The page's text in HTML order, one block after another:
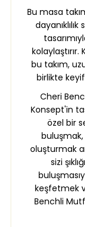
Bu masa
bu takım,
birlikte
Cheri
Konsept'in
özel bir
buluşmak,
oluşturmak
sizi
keşfetmek
Benchli